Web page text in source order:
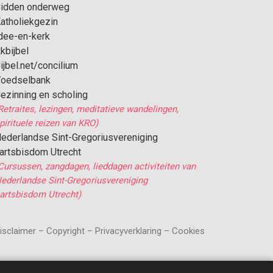
onderweg
en-kerk
concilium
en scholing
lezingen, meditatieve wandelingen,
reizen van KRO)
Sint-Gregoriusvereniging
Utrecht
zangdagen, lieddagen activiteiten van
Sint-Gregoriusvereniging
Utrecht)
– Copyright – Privacyverklaring – Cookies